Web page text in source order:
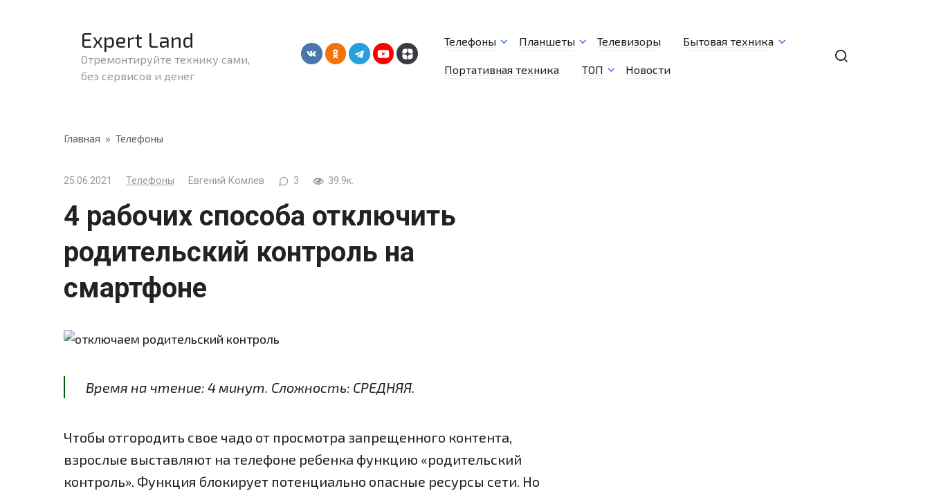
Expert Land
Отремонтируйте технику сами,
без сервисов и денег
Телефоны Планшеты Телевизоры Бытовая техника
Портативная техника ТОП Новости
Главная » Телефоны
25.06.2021 Телефоны Евгений Комлев 3 39.9к.
4 рабочих способа отключить
родительский контроль на
смартфоне
Время на чтение: 4минут. Сложность: СРЕДНЯЯ.
Чтобы отгородить свое чадо от просмотра запрещенного контента,
взрослые выставляют на телефоне ребенка функцию «родительский
контроль». Функция блокирует потенциально опасные ресурсы сети. Но